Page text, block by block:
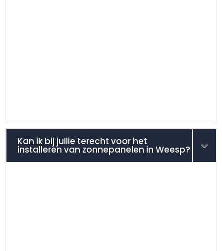
Kan ik bij jullie terecht voor het
installeren van zonnepanelen in Weesp?